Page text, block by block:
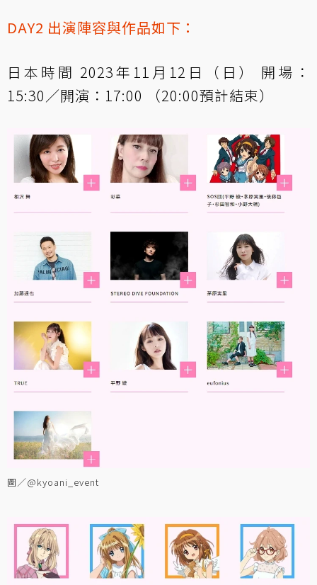
DAY2 出演陣容與作品如下：
日本時間 2023年11月12日（日） 開場：
15:30／開演：17:00 （20:00預計結束）
圖／@kyoani_event